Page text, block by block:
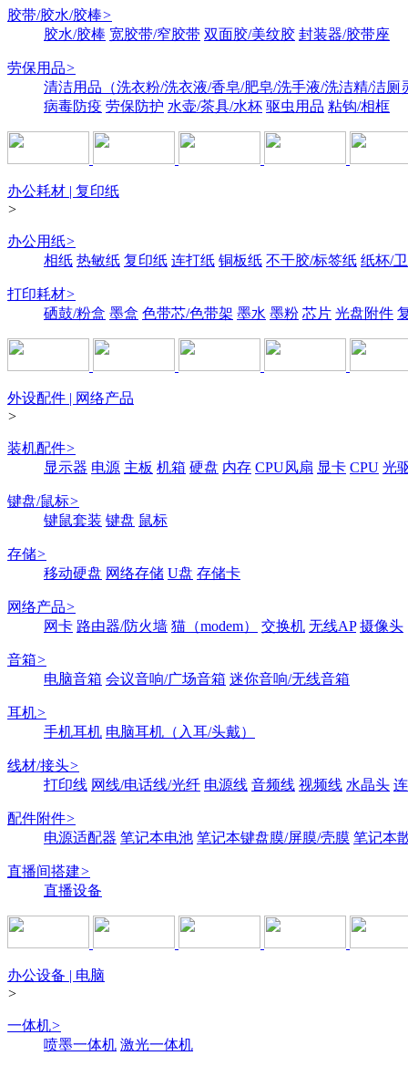
胶带/胶水/胶棒>
胶水/胶棒 宽胶带/窄胶带 双面胶/美纹胶 封装器/胶带座
劳保用品>
清洁用品（洗衣粉/洗衣液/香皂/肥皂/洗手液/洗洁精/洁厕
病毒防疫 劳保防护 水壶/茶具/水杯 驱虫用品 粘钩/相框
办公耗材 | 复印纸
>
办公用纸>
相纸 热敏纸 复印纸 连打纸 铜板纸 不干胶/标签纸 纸杯/
打印耗材>
硒鼓/粉盒 墨盒 色带芯/色带架 墨水 墨粉 芯片 光盘附件
外设配件 | 网络产品
>
装机配件>
显示器 电源 主板 机箱 硬盘 内存 CPU风扇 显卡 CPU 光
键盘/鼠标>
键鼠套装 键盘 鼠标
存储>
移动硬盘 网络存储 U盘 存储卡
网络产品>
网卡 路由器/防火墙 猫（modem） 交换机 无线AP 摄像头
音箱>
电脑音箱 会议音响/广场音箱 迷你音响/无线音箱
耳机>
手机耳机 电脑耳机（入耳/头戴）
线材/接头>
打印线 网线/电话线/光纤 电源线 音频线 视频线 水晶头
配件附件>
电源适配器 笔记本电池 笔记本键盘膜/屏膜/壳膜 笔记本
直播间搭建>
直播设备
办公设备 | 电脑
>
一体机>
喷墨一体机 激光一体机